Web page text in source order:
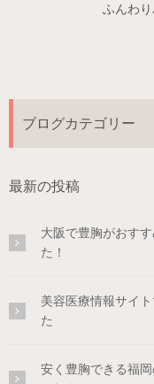
ふんわ
ブログカテゴリー
最新の投稿
大阪で豊胸がおす
た！
美容医療情報サイ
た
安く豊胸できる福